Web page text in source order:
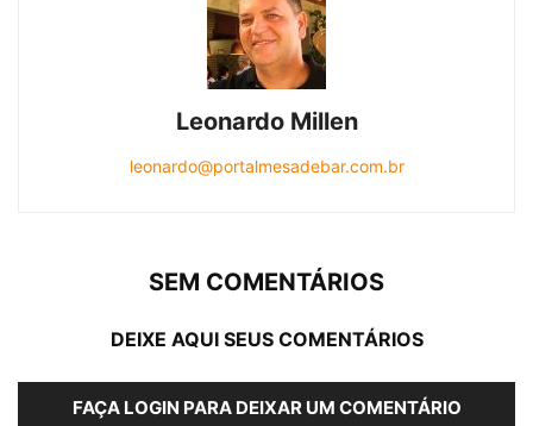
Leonardo Millen
leonardo@portalmesadebar.com.br
SEM COMENTÁRIOS
DEIXE AQUI SEUS COMENTÁRIOS
FAÇA LOGIN PARA DEIXAR UM COMENTÁRIO